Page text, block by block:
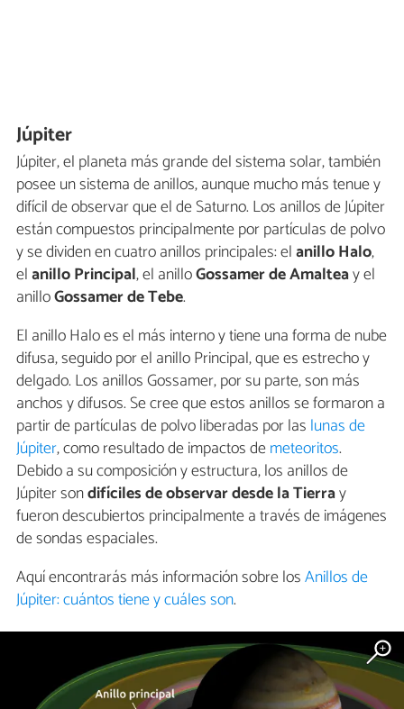
Júpiter
Júpiter, el planeta más grande del sistema solar, también
posee un sistema de anillos, aunque mucho más tenue y
difícil de observar que el de Saturno. Los anillos de Júpiter
están compuestos principalmente por partículas de polvo
y se dividen en cuatro anillos principales: elanillo Halo,
elanillo Principal, el anilloGossamer de Amalteay el
anilloGossamer de Tebe.
El anillo Halo es el más interno y tiene una forma de nube
difusa, seguido por el anillo Principal, que es estrecho y
delgado. Los anillos Gossamer, por su parte, son más
anchos y difusos. Se cree que estos anillos se formaron a
partir de partículas de polvo liberadas por las lunas de
Júpiter, como resultado de impactos demeteoritos.
Debido a su composición y estructura, los anillos de
Júpiter sondifíciles de observar desde la Tierray
fueron descubiertos principalmente a través de imágenes
de sondas espaciales.
Aquí encontrarás más información sobre losAnillos de
Júpiter: cuántos tiene y cuáles son.